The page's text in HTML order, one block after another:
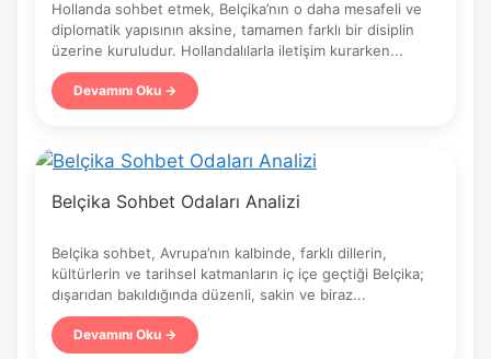
Hollanda sohbet etmek, Belçika’nın o daha mesafeli ve
diplomatik yapısının aksine, tamamen farklı bir disiplin
üzerine kuruludur. Hollandalılarla iletişim kurarken...
Devamını Oku →
Belçika Sohbet Odaları Analizi
Belçika sohbet, Avrupa’nın kalbinde, farklı dillerin,
kültürlerin ve tarihsel katmanların iç içe geçtiği Belçika;
dışarıdan bakıldığında düzenli, sakin ve biraz...
Devamını Oku →